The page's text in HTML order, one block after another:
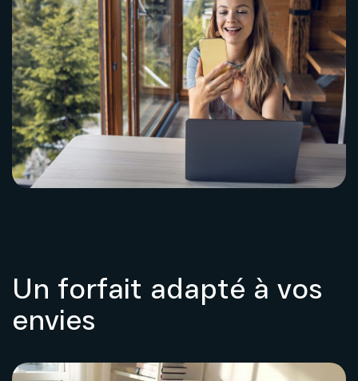
Un forfait adapté à vos
envies